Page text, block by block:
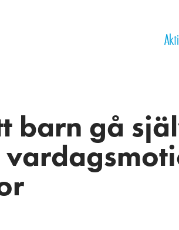
barn gå